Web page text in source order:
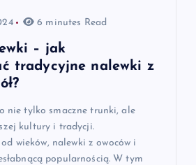
6 minutes Read
– jak
tradycyjne nalewki z
nie tylko smaczne trunki, ale
kultury i tradycji.
wieków, nalewki z owoców i
popularnością. W tym